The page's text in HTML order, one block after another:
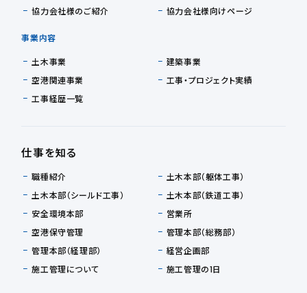
協力会社様のご紹介
協力会社様向けページ
事業内容
土木事業
建築事業
空港関連事業
工事・プロジェクト実績
工事経歴一覧
仕事を知る
職種紹介
土木本部（躯体工事）
土木本部（シールド工事）
土木本部（鉄道工事）
安全環境本部
営業所
空港保守管理
管理本部（総務部）
管理本部（経理部）
経営企画部
施工管理について
施工管理の1日